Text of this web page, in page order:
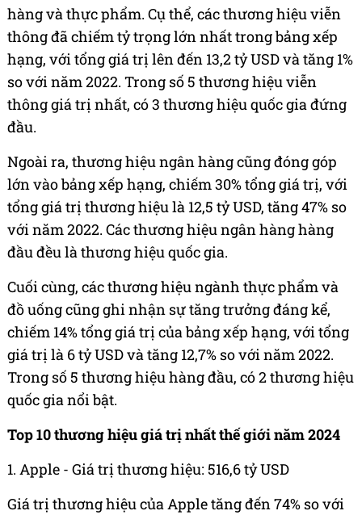
hàng và thực phẩm. Cụ thể, các thương hiệu viễn
thông đã chiếm tỷ trọng lớn nhất trong bảng xếp
hạng, với tổng giá trị lên đến 13,2 tỷ USD và tăng 1%
so với năm 2022. Trong số 5 thương hiệu viễn
thông giá trị nhất, có 3 thương hiệu quốc gia đứng
đầu.
Ngoài ra, thương hiệu ngân hàng cũng đóng góp
lớn vào bảng xếp hạng, chiếm 30% tổng giá trị, với
tổng giá trị thương hiệu là 12,5 tỷ USD, tăng 47% so
với năm 2022. Các thương hiệu ngân hàng hàng
đầu đều là thương hiệu quốc gia.
Cuối cùng, các thương hiệu ngành thực phẩm và
đồ uống cũng ghi nhận sự tăng trưởng đáng kể,
chiếm 14% tổng giá trị của bảng xếp hạng, với tổng
giá trị là 6 tỷ USD và tăng 12,7% so với năm 2022.
Trong số 5 thương hiệu hàng đầu, có 2 thương hiệu
quốc gia nổi bật.
Top 10 thương hiệu giá trị nhất thế giới năm 2024
1. Apple - Giá trị thương hiệu: 516,6 tỷ USD
Giá trị thương hiệu của Apple tăng đến 74% so với